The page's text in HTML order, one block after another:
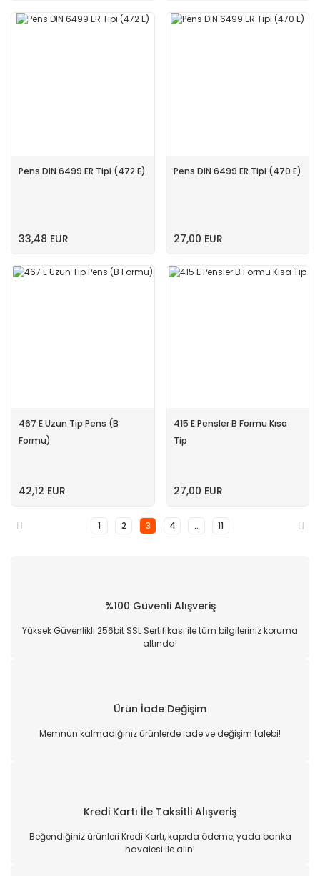
Pens DIN 6499 ER Tipi (472 E)
33,48 EUR
Pens DIN 6499 ER Tipi (470 E)
27,00 EUR
467 E Uzun Tip Pens (B
Formu)
42,12 EUR
415 E Pensler B Formu Kısa
Tip
27,00 EUR
1 2 3 4 .. 11
%100 Güvenli Alışveriş
Yüksek Güvenlikli 256bit SSL Sertifikası ile tüm bilgileriniz koruma
altında!
Ürün İade Değişim
Memnun kalmadığınız ürünlerde İade ve değişim talebi!
Kredi Kartı İle Taksitli Alışveriş
Beğendiğiniz ürünleri Kredi Kartı, kapıda ödeme, yada banka
havalesi ile alın!